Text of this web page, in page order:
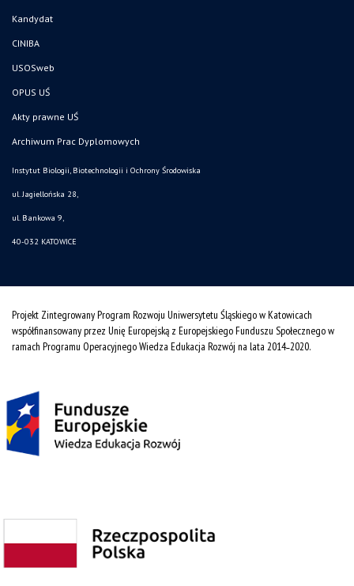
Kandydat
CINIBA
USOSweb
OPUS UŚ
Akty prawne UŚ
Archiwum Prac Dyplomowych
Instytut Biologii, Biotechnologii i Ochrony Środowiska
ul. Jagiellońska 28,
ul. Bankowa 9,
40-032 KATOWICE
Projekt Zintegrowany Program Rozwoju Uniwersytetu Śląskiego w Katowicach
współfinansowany przez Unię Europejską z Europejskiego Funduszu Społecznego w
ramach Programu Operacyjnego Wiedza Edukacja Rozwój na lata 2014˗2020.